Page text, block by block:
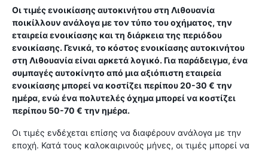
Οι τιμές ενοικίασης αυτοκινήτου στη Λιθουανία
ποικίλλουν ανάλογα με τον τύπο του οχήματος, την
εταιρεία ενοικίασης και τη διάρκεια της περιόδου
ενοικίασης. Γενικά, το κόστος ενοικίασης αυτοκινήτου
στη Λιθουανία είναι αρκετά λογικό. Για παράδειγμα, ένα
συμπαγές αυτοκίνητο από μια αξιόπιστη εταιρεία
ενοικίασης μπορεί να κοστίζει περίπου 20-30 € την
ημέρα, ενώ ένα πολυτελές όχημα μπορεί να κοστίζει
περίπου 50-70 € την ημέρα.
Οι τιμές ενδέχεται επίσης να διαφέρουν ανάλογα με την
εποχή. Κατά τους καλοκαιρινούς μήνες, οι τιμές μπορεί να